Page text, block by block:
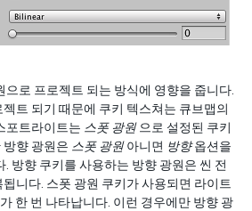
로 프로젝트 되는 방식에 영향을 줍니다.
트 되기 때문에 쿠키 텍스쳐는 큐브맵의
포트라이트는 스폿 광원으로 설정된 쿠키
향 광원은 스폿 광원아니면 방향옵션을
. 방향 쿠키를 사용하는 방향 광원은 씬 전
니다. 스폿 광원 쿠키가 사용되면 라이트
한 번 나타납니다. 이런 경우에만 방향 광